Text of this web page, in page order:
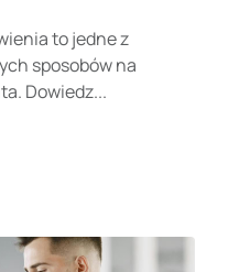
to jedne z
sposobów na
Dowiedz...